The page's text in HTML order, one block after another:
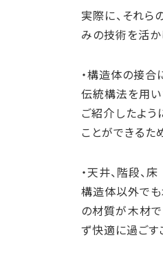
実際に、それら
みの技術を活か
・構造体の接合
伝統構法を用
ご紹介したよう
ことができるた
・天井、階段、床
構造体以外で
の材質が木材
ず快適に過ごす